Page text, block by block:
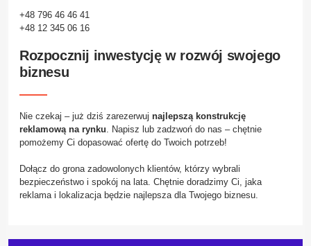
+48 796 46 46 41
+48 12 345 06 16
Rozpocznij inwestycję w rozwój swojego
biznesu
Nie czekaj – już dziś zarezerwuj najlepszą konstrukcję
reklamową na rynku. Napisz lub zadzwoń do nas – chętnie
pomożemy Ci dopasować ofertę do Twoich potrzeb!
Dołącz do grona zadowolonych klientów, którzy wybrali
bezpieczeństwo i spokój na lata. Chętnie doradzimy Ci, jaka
reklama i lokalizacja będzie najlepsza dla Twojego biznesu.